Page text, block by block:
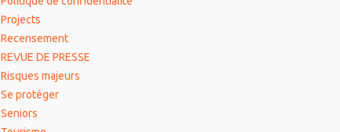
Projects
Recensement
REVUE DE PRESSE
Risques majeurs
Se protéger
Seniors